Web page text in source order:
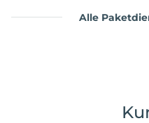
Alle